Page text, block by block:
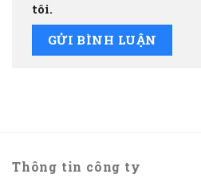
tôi.
Thông tin công ty